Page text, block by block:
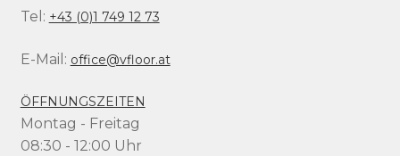
Tel: +43 (0)1 749 12 73
E-Mail: office@vfloor.at
ÖFFNUNGSZEITEN
Montag - Freitag
08:30 - 12:00 Uhr